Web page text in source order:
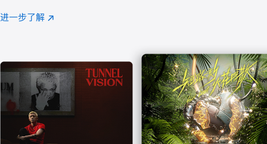
注
进一步了解 Apple
(在
口
中
打
开)